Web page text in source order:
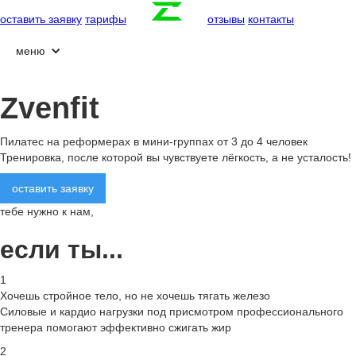
оставить заявку тарифы отзывы контакты
меню
Zvenfit
Пилатес на реформерах в мини-группах от 3 до 4 человек
Тренировка, после которой вы чувствуете лёгкость, а не усталость!
оставить заявку
тебе нужно к нам,
если ты...
1
Хочешь стройное тело, но не хочешь тягать железо
Силовые и кардио нагрузки под присмотром профессионального
тренера помогают эффективно сжигать жир
2